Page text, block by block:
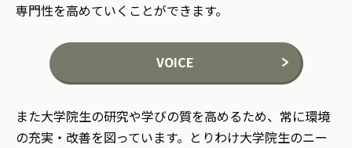
専門性を高めていくことができます。
VOICE
また大学院生の研究や学びの質を高めるため、常に環境
の充実・改善を図っています。とりわけ大学院生のニー